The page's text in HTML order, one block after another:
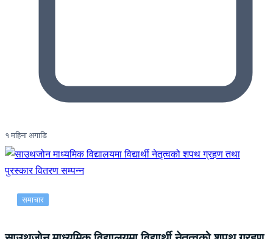
१ महिना अगाडि
समाचार